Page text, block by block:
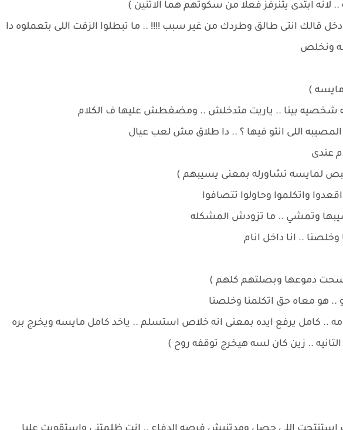
لانه ابتدى يتنرفز فعلا من سكوتهم هما الاتنين )
قالك انتى طالق وطردك من غير سبب !!!! .. ما تبطلوا الزفت اللى بتعملوه دا
ونخلص
)
شخصيه بينا .. ياريت متدخلش .. ومضغطش عليها ف الكلام
اللى انتو فيها ؟ .. دا طلاق مش لعب عيال
عندى
لمايسه تشاورله بمعنى يسيبهم )
واتكلموا وحاولوا تتصافوا
وتمشي .. ما تزودش المشكله
.. انا داخل انام
دموعها وبصلتهم كلهم )
.. هو معاه حق اتكلمنا وخلصنا
.. كامل يرفع ايده بمعنى انه خلاص استسلم .. ياخد كامل مايسه ويخرج بره
.. زين كان لسه هيخرج توقفه روح )